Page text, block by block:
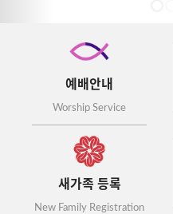
예배안내
Worship Service
새가족 등록
New Family Registration